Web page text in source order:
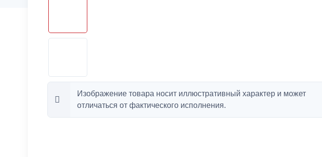
Изображение товара носит иллюстративный характер и может
отличаться от фактического исполнения.